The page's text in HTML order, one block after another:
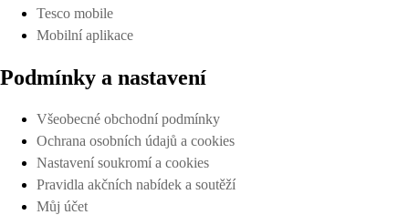
Tesco mobile
Mobilní aplikace
Podmínky a nastavení
Všeobecné obchodní podmínky
Ochrana osobních údajů a cookies
Nastavení soukromí a cookies
Pravidla akčních nabídek a soutěží
Můj účet